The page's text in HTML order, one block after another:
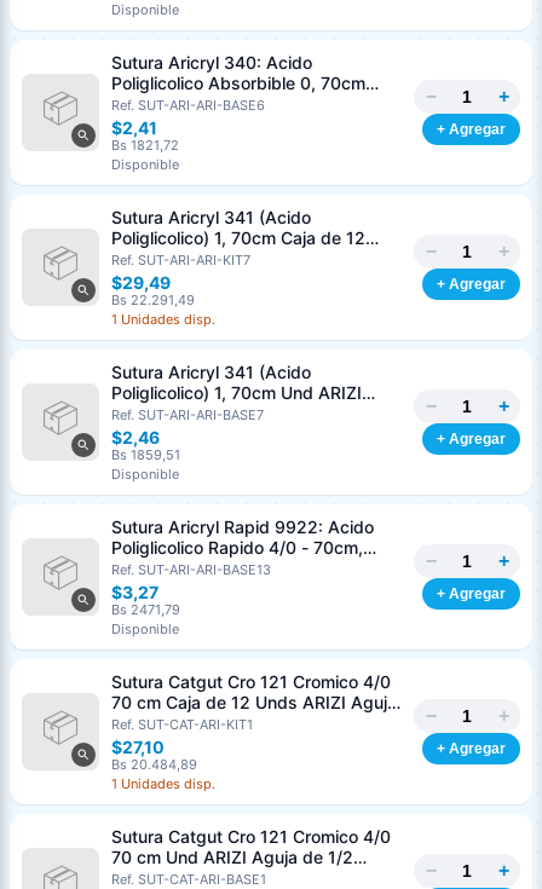
Disponible
Sutura Aricryl 340: Acido
Poliglicolico Absorbible 0, 70cm
Und ARIZI Aguja de 1/2 Punta
Cónica 36mm
Ref. SUT-ARI-ARI-BASE6
$2,41
Bs 1821,72
Disponible
− +
+ Agregar
Sutura Aricryl 341 (Acido
Poliglicolico) 1, 70cm Caja de 12
Unds ARIZI Aguja de 1/2 Circulo
Punta Conica 36mm
Ref. SUT-ARI-ARI-KIT7
$29,49
Bs 22.291,49
1 Unidades disp.
− +
+ Agregar
Sutura Aricryl 341 (Acido
Poliglicolico) 1, 70cm Und ARIZI
Aguja de 1/2 Circulo Punta Conica
36mm
Ref. SUT-ARI-ARI-BASE7
$2,46
Bs 1859,51
Disponible
− +
+ Agregar
Sutura Aricryl Rapid 9922: Acido
Poliglicolico Rapido 4/0 - 70cm,
aguja de 3/8 Corte Inverso 19mm
Und ARIZI Absorbible
Ref. SUT-ARI-ARI-BASE13
$3,27
Bs 2471,79
Disponible
− +
+ Agregar
Sutura Catgut Cro 121 Cromico 4/0
70 cm Caja de 12 Unds ARIZI Aguja
de 1/2 Circulo Punta Conica 26 mm
Ref. SUT-CAT-ARI-KIT1
$27,10
Bs 20.484,89
1 Unidades disp.
− +
+ Agregar
Sutura Catgut Cro 121 Cromico 4/0
70 cm Und ARIZI Aguja de 1/2
Circulo Punta Conica 26 mm
Ref. SUT-CAT-ARI-BASE1 − +
Teléfono (opcional)
Email (opcional)
Cancelar
Clave